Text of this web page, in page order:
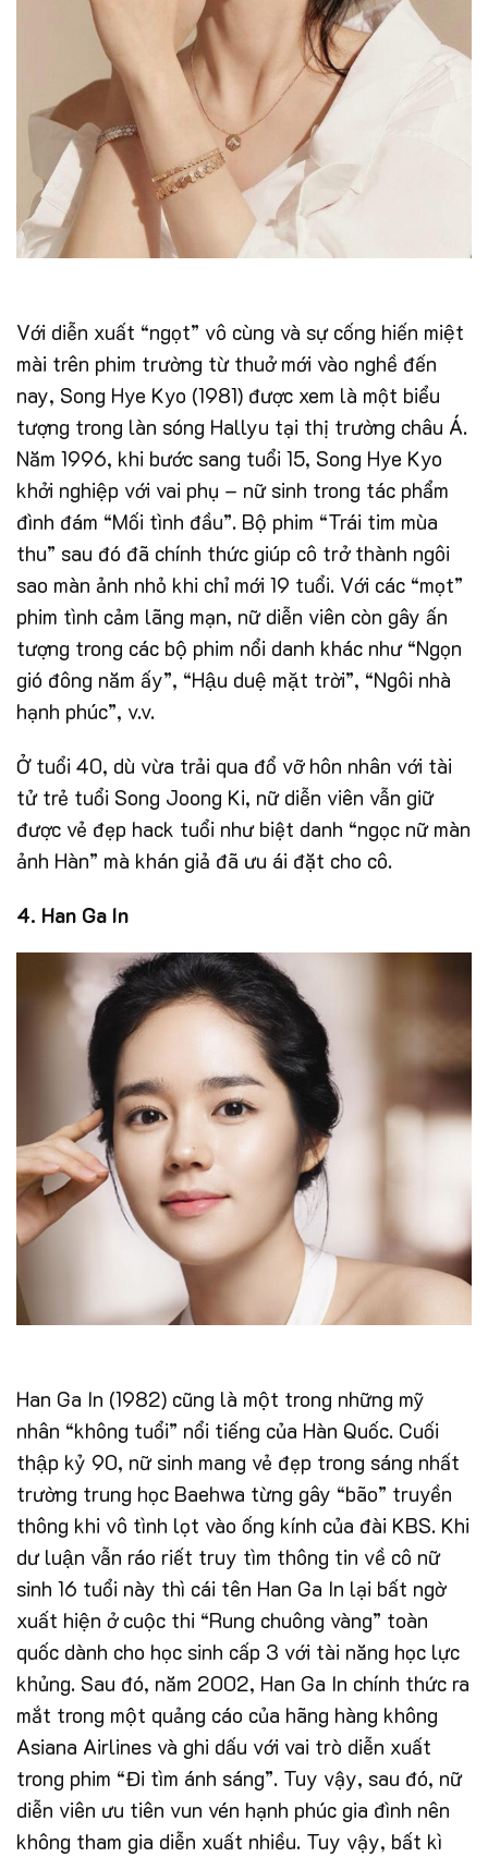
Với diễn xuất “ngọt” vô cùng và sự cống hiến miệt
mài trên phim trường từ thuở mới vào nghề đến
nay, Song Hye Kyo (1981) được xem là một biểu
tượng trong làn sóng Hallyu tại thị trường châu Á.
Năm 1996, khi bước sang tuổi 15, Song Hye Kyo
khởi nghiệp với vai phụ – nữ sinh trong tác phẩm
đình đám “Mối tình đầu”. Bộ phim “Trái tim mùa
thu” sau đó đã chính thức giúp cô trở thành ngôi
sao màn ảnh nhỏ khi chỉ mới 19 tuổi. Với các “mọt”
phim tình cảm lãng mạn, nữ diễn viên còn gây ấn
tượng trong các bộ phim nổi danh khác như “Ngọn
gió đông năm ấy”, “Hậu duệ mặt trời”, “Ngôi nhà
hạnh phúc”, v.v.
Ở tuổi 40, dù vừa trải qua đổ vỡ hôn nhân với tài
tử trẻ tuổi Song Joong Ki, nữ diễn viên vẫn giữ
được vẻ đẹp hack tuổi như biệt danh “ngọc nữ màn
ảnh Hàn” mà khán giả đã ưu ái đặt cho cô.
4. Han Ga In
Han Ga In (1982) cũng là một trong những mỹ
nhân “không tuổi” nổi tiếng của Hàn Quốc. Cuối
thập kỷ 90, nữ sinh mang vẻ đẹp trong sáng nhất
trường trung học Baehwa từng gây “bão” truyền
thông khi vô tình lọt vào ống kính của đài KBS. Khi
dư luận vẫn ráo riết truy tìm thông tin về cô nữ
sinh 16 tuổi này thì cái tên Han Ga In lại bất ngờ
xuất hiện ở cuộc thi “Rung chuông vàng” toàn
quốc dành cho học sinh cấp 3 với tài năng học lực
khủng. Sau đó, năm 2002, Han Ga In chính thức ra
mắt trong một quảng cáo của hãng hàng không
Asiana Airlines và ghi dấu với vai trò diễn xuất
trong phim “Đi tìm ánh sáng”. Tuy vậy, sau đó, nữ
diễn viên ưu tiên vun vén hạnh phúc gia đình nên
không tham gia diễn xuất nhiều. Tuy vậy, bất kì